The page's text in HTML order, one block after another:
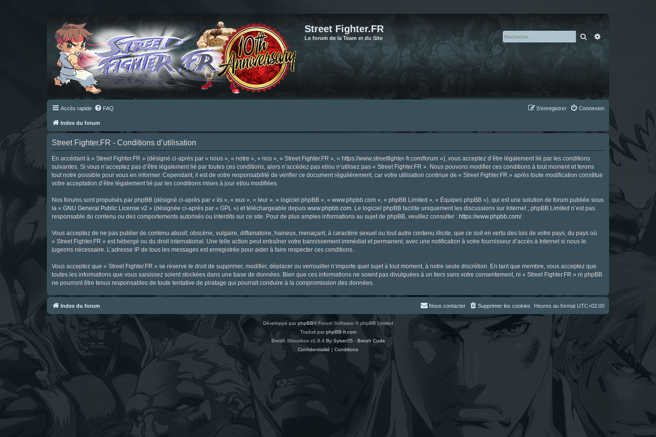
Street Fighter.FR
Le forum de la Team et du Site Rechercher
Accès rapide FAQ Connexion
S’enregistrer
Index du forum
Street Fighter.FR - Conditions d’utilisation
En accédant à « Street Fighter.FR » (désigné ci-après par « nous », « notre », « nos », « Street Fighter.FR », « https://www.streetfighter-fr.com/forum »), vous acceptez d’être légalement lié par les conditions
suivantes. Si vous n’acceptez pas d’être légalement lié par toutes ces conditions, alors n’accédez pas et/ou n’utilisez pas « Street Fighter.FR ». Nous pouvons modifier ces conditions à tout moment et ferons
tout notre possible pour vous en informer. Cependant, il est de votre responsabilité de vérifier ce document régulièrement, car votre utilisation continue de « Street Fighter.FR » après toute modification constitue
votre acceptation d’être légalement lié par les conditions mises à jour et/ou modifiées.
Nos forums sont propulsés par phpBB (désigné ci-après par « ils », « eux », « leur », « logiciel phpBB », « www.phpbb.com », « phpBB Limited », « Équipes phpBB »), qui est une solution de forum publiée sous
la « GNU General Public License v2 » (désignée ci-après par « GPL ») et téléchargeable depuis www.phpbb.com. Le logiciel phpBB facilite uniquement les discussions sur Internet ; phpBB Limited n’est pas
responsable du contenu ou des comportements autorisés ou interdits sur ce site. Pour de plus amples informations au sujet de phpBB, veuillez consulter : https://www.phpbb.com/.
Vous acceptez de ne pas publier de contenu abusif, obscène, vulgaire, diffamatoire, haineux, menaçant, à caractère sexuel ou tout autre contenu illicite, que ce soit en vertu des lois de votre pays, du pays où
« Street Fighter.FR » est hébergé ou du droit international. Une telle action peut entraîner votre bannissement immédiat et permanent, avec une notification à votre fournisseur d’accès à Internet si nous le
jugeons nécessaire. L’adresse IP de tous les messages est enregistrée pour aider à faire respecter ces conditions.
Vous acceptez que « Street Fighter.FR » se réserve le droit de supprimer, modifier, déplacer ou verrouiller n’importe quel sujet à tout moment, à notre seule discrétion. En tant que membre, vous acceptez que
toutes les informations que vous saisissez soient stockées dans une base de données. Bien que ces informations ne soient pas divulguées à un tiers sans votre consentement, ni « Street Fighter.FR » ni phpBB
ne pourront être tenus responsables de toute tentative de piratage qui pourrait conduire à la compromission des données.
Index du forum Heures au format UTC+02:00
Supprimer les cookies
Nous contacter
Développé parphpBB® Forum Software © phpBB Limited
Traduit par phpBB-fr.com
Breizh Shoutbox v1.8.4 By Sylver35 - Breizh Code
Confidentialité | Conditions